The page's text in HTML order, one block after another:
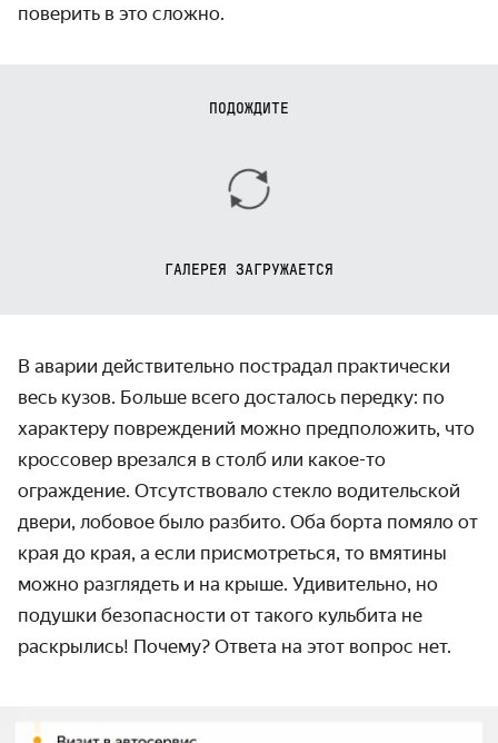
поверить в это сложно.
ПОДОЖДИТЕ
ГАЛЕРЕЯ ЗАГРУЖАЕТСЯ
В аварии действительно пострадал практически
весь кузов. Больше всего досталось передку: по
характеру повреждений можно предположить, что
кроссовер врезался в столб или какое-то
ограждение. Отсутствовало стекло водительской
двери, лобовое было разбито. Оба борта помяло от
края до края, а если присмотреться, то вмятины
можно разглядеть и на крыше. Удивительно, но
подушки безопасности от такого кульбита не
раскрылись! Почему? Ответа на этот вопрос нет.